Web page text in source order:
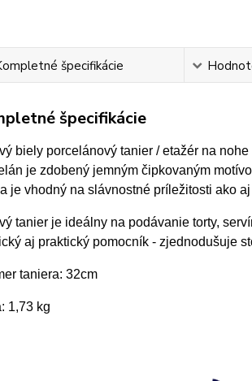
špecifikácie
špecifikácie
biely porcelánový tanier / etažér na
je zdobený jemným čipkovaným
je vhodný na slávnostné príležitosti ako
tanier je ideálny na podávanie torty,
aj praktický pomocník - zjednodušuje
taniera: 32cm
1,73 kg